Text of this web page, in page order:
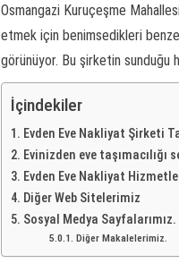
Osmangazi Kuruçeşme
etmek için benimsedikleri
görünüyor. Bu şirketin sunduğu
İçindekiler
Evden Eve Nakliyat Şirketi
Evinizden eve taşımacılığı
Evden Eve Nakliyat
Diğer Web Sitelerimiz
Sosyal Medya Sayfalarımız.
Diğer Makalelerimiz.